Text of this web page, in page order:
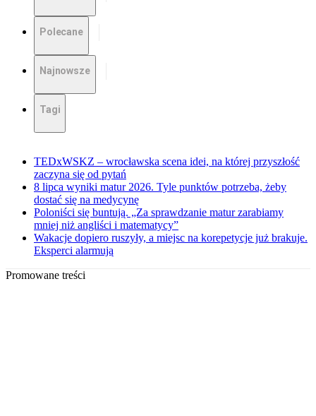
Polecane
Najnowsze
Tagi
TEDxWSKZ – wrocławska scena idei, na której przyszłość
zaczyna się od pytań
8 lipca wyniki matur 2026. Tyle punktów potrzeba, żeby
dostać się na medycynę
Poloniści się buntują. „Za sprawdzanie matur zarabiamy
mniej niż angliści i matematycy”
Wakacje dopiero ruszyły, a miejsc na korepetycje już brakuje.
Eksperci alarmują
Promowane treści